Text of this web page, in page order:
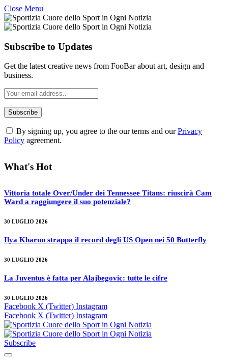
Close Menu
Subscribe to Updates
Get the latest creative news from FooBar about art, design and
business.
By signing up, you agree to the our terms and ourPrivacy
Policy agreement.
What's Hot
Vittoria totale Over/Under dei Tennessee Titans: riuscirà Cam
Ward a raggiungere il suo potenziale?
30 LUGLIO 2026
Ilya Kharun strappa il record degli US Open nei 50 Butterfly
30 LUGLIO 2026
La Juventus è fatta per Alajbegovic: tutte le cifre
30 LUGLIO 2026
Facebook X (Twitter) Instagram
Facebook X (Twitter) Instagram
Subscribe